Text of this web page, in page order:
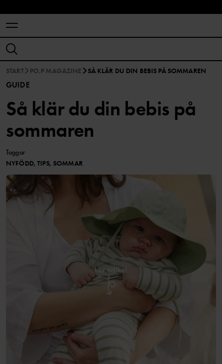
START PO.P MAGAZINE SÅ KLÄR DU DIN BEBIS PÅ SOMMAREN
GUIDE
Så klär du din bebis på
sommaren
Taggar
NYFÖDD, TIPS, SOMMAR
Läs artikel